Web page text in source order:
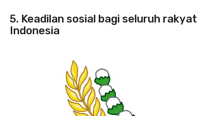
5. Keadilan sosial bagi seluruh rakyat
Indonesia